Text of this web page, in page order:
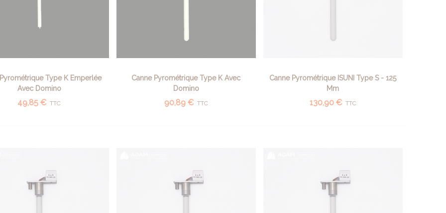
AFFICHER PLUSType K Emperlée
Avec Domino
49,85 € TTC
AFFICHER PLUS
Canne Pyrométrique Type K Avec
Domino
90,89 € TTC
AJOUTER AU PANIER
Canne Pyrométrique ISUNI Type S - 125
Mm
130,90 € TTC